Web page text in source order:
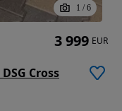
1 / 6
Cross
3 999 EUR